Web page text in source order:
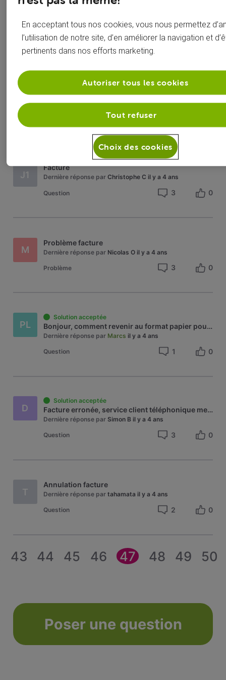
factures
Question 2 0
C
Solution acceptée
Dernière réponse par Justin il y a 4 ans
J1
Facture
Dernière réponse par Christophe C il y a 4 ans
Question 3 0
M
Problème facture
Dernière réponse par Nicolas O il y a 4 ans
Problème 3 0
PL
Solution acceptée
Bonjour, comment revenir au format papier pour mes factures ?
Dernière réponse par Marcs il y a 4 ans
Question 1 0
D
Solution acceptée
Facture erronée, service client téléphonique me raccroche au nez
Dernière réponse par Simon B il y a 4 ans
Question 3 0
T
Annulation facture
Dernière réponse par tahamata il y a 4 ans
Question 2 0
43 44 45 46 47 48 49 50
Poser une question
En acceptant tous nos cookies, vous nous permettez
l’utilisation de notre site, d’en améliorer la navigation et
pertinents dans nos efforts marketing.
Tout refuser
Autoriser tous les cookies
Choix des cookies